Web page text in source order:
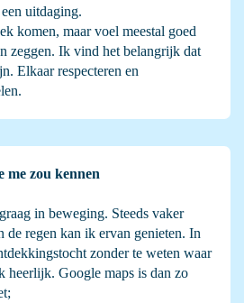
uitdaging.
komen, maar voel meestal goed
zeggen. Ik vind het belangrijk dat
Elkaar respecteren en
me zou kennen
in beweging. Steeds vaker
de regen kan ik ervan genieten. In
zonder te weten waar
heerlijk. Google maps is dan zo